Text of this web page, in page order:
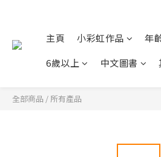
主頁 小彩虹作品 年
6歲以上
中文圖書
全部商品 / 所有產品